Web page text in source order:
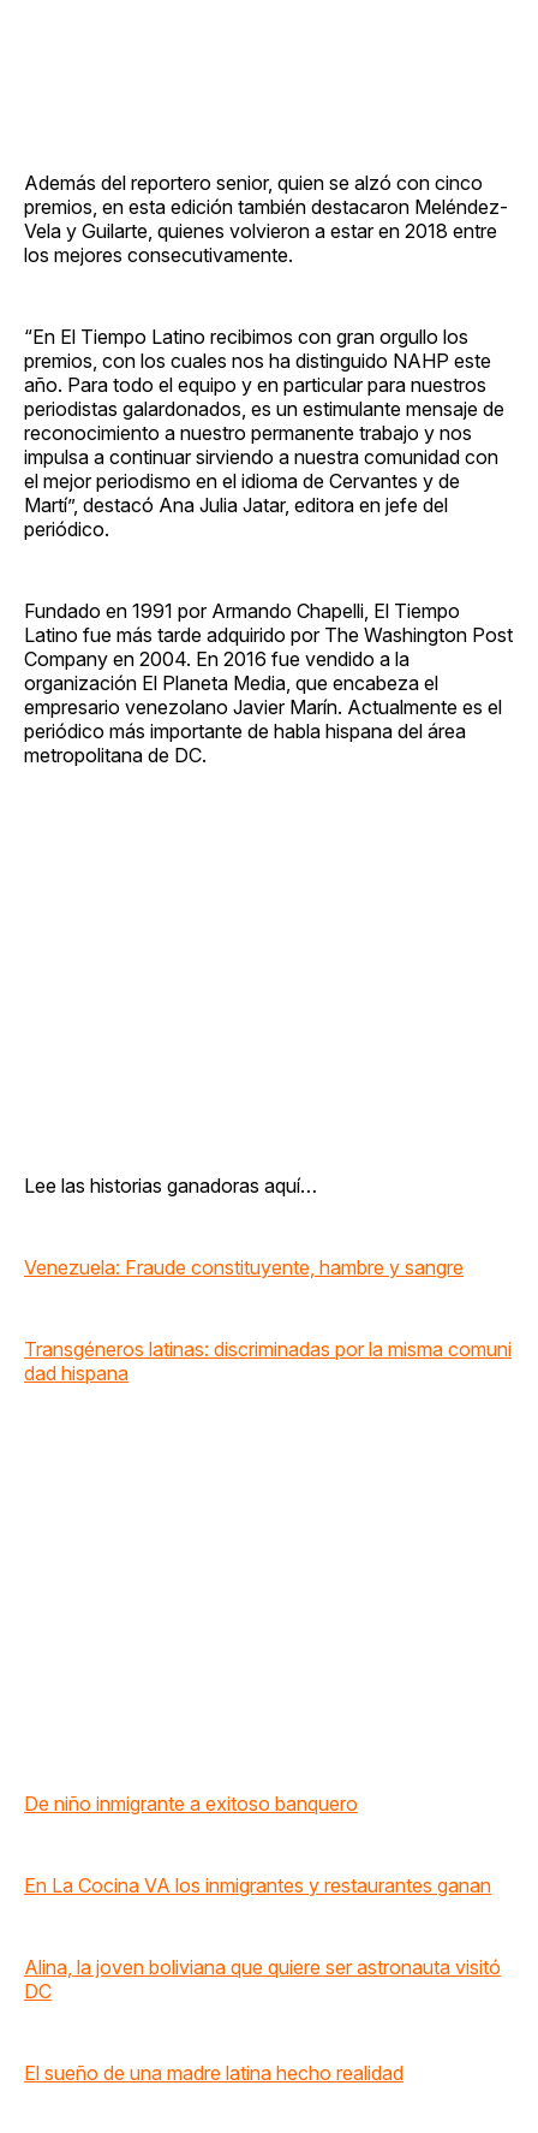
Además del reportero senior, quien se alzó con cinco
premios, en esta edición también destacaron Meléndez-
Vela y Guilarte, quienes volvieron a estar en 2018 entre
los mejores consecutivamente.
“En El Tiempo Latino recibimos con gran orgullo los
premios, con los cuales nos ha distinguido NAHP este
año. Para todo el equipo y en particular para nuestros
periodistas galardonados, es un estimulante mensaje de
reconocimiento a nuestro permanente trabajo y nos
impulsa a continuar sirviendo a nuestra comunidad con
el mejor periodismo en el idioma de Cervantes y de
Martí”, destacó Ana Julia Jatar, editora en jefe del
periódico.
Fundado en 1991 por Armando Chapelli, El Tiempo
Latino fue más tarde adquirido por The Washington Post
Company en 2004. En 2016 fue vendido a la
organización El Planeta Media, que encabeza el
empresario venezolano Javier Marín. Actualmente es el
periódico más importante de habla hispana del área
metropolitana de DC.
Lee las historias ganadoras aquí…
Venezuela: Fraude constituyente, hambre y sangre
Transgéneros latinas: discriminadas por la misma comuni
dad hispana
De niño inmigrante a exitoso banquero
En La Cocina VA los inmigrantes y restaurantes ganan
Alina, la joven boliviana que quiere ser astronauta visitó
DC
El sueño de una madre latina hecho realidad